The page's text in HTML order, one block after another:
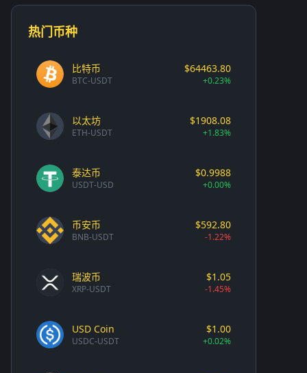
热门币种
比特币
BTC-USDT
$64463.80
+0.23%
以太坊
ETH-USDT
$1908.08
+1.83%
泰达币
USDT-USD
$0.9988
+0.00%
币安币
BNB-USDT
$592.80
-1.22%
瑞波币
XRP-USDT
$1.05
-1.45%
USD Coin
USDC-USDT
$1.00
+0.02%